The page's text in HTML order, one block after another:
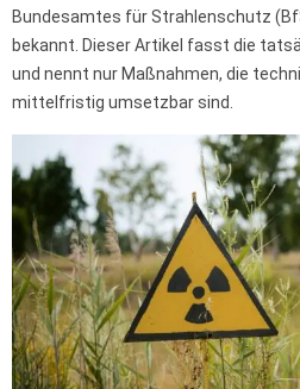
Bundesamtes für Strahlenschutz
bekannt. Dieser Artikel fasst die
und nennt nur Maßnahmen, die
mittelfristig umsetzbar sind.